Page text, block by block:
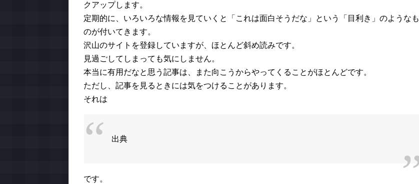
クアップします。
定期的に、いろいろな情報を見ていくと「これは面白そうだな」という「目利き」のようなも
のが付いてきます。
沢山のサイトを登録していますが、ほとんど斜め読みです。
見過ごしてしまっても気にしません。
本当に有用だなと思う記事は、また向こうからやってくることがほとんどです。
ただし、記事を見るときには気をつけることがあります。
それは
出典
です。